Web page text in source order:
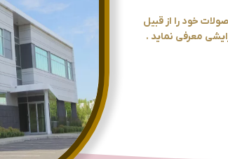
خود را از قبیل
معرفی نماید .